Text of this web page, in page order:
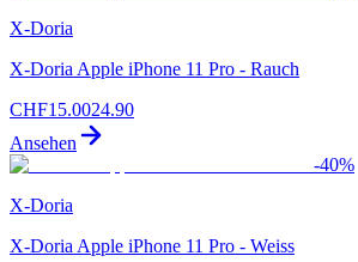
X-Doria
X-Doria Apple iPhone 11 Pro - Rauch
CHF15.0024.90
Ansehen
-40%
X-Doria
X-Doria Apple iPhone 11 Pro - Weiss